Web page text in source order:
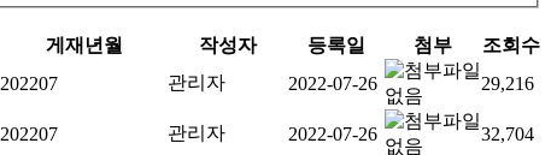
게재년월 작성자 등록일 첨부
조회수
202207 관리자 2022-07-26 29,216
202207 관리자 2022-07-26 32,704